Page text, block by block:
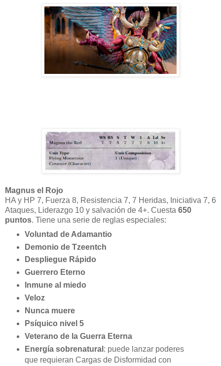
Magnus el Rojo
HA y HP 7, Fuerza 8, Resistencia 7, 7 Heridas, Iniciativa 7, 6
Ataques, Liderazgo 10 y salvación de 4+. Cuesta 650
puntos. Tiene una serie de reglas especiales:
Voluntad de Adamantio
Demonio de Tzeentch
Despliegue Rápido
Guerrero Eterno
Inmune al miedo
Veloz
Nunca muere
Psíquico nivel 5
Veterano de la Guerra Eterna
Energía sobrenatural : puede lanzar poderes
que requieran Cargas de Disformidad con